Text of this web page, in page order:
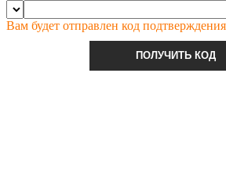
Вам будет отправлен код подтверждения
ПОЛУЧИТЬ КОД